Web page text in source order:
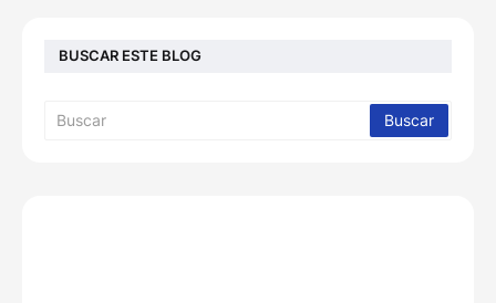
BUSCAR ESTE BLOG